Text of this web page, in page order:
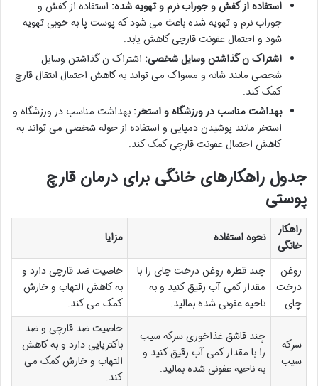
استفاده از کفش و جوراب نرم و تهویه شده: استفاده از کفش و
جوراب نرم و تهویه شده باعث می شود که پوست پا به خوبی تهویه
شود و احتمال عفونت قارچی کاهش یابد.
اشتراک ن گذاشتن وسایل شخصی: اشتراک ن گذاشتن وسایل
شخصی مانند شانه و مسواک می تواند به کاهش احتمال انتقال قارچ
کمک کند.
بهداشت مناسب در ورزشگاه و استخر: بهداشت مناسب در ورزشگاه و
استخر مانند پوشیدن دمپایی و استفاده از حوله شخصی می تواند به
کاهش احتمال عفونت قارچی کمک کند.
جدول راهکارهای خانگی برای درمان قارچ
پوستی
راهکار
خانگی
نحوه استفاده مزایا
روغن
درخت
چای
چند قطره روغن درخت چای را با
مقدار کمی آب رقیق کنید و به
ناحیه عفونی شده بمالید.
خاصیت ضد قارچی دارد و
به کاهش التهاب و خارش
کمک می کند.
سرکه
سیب
چند قاشق غذاخوری سرکه سیب
را با مقدار کمی آب رقیق کنید و
به ناحیه عفونی شده بمالید.
خاصیت ضد قارچی و ضد
باکتریایی دارد و به کاهش
التهاب و خارش کمک می
کند.